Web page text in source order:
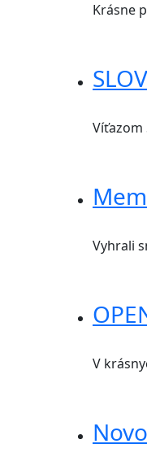
Krásne
Víťazom
Vyhrali
V